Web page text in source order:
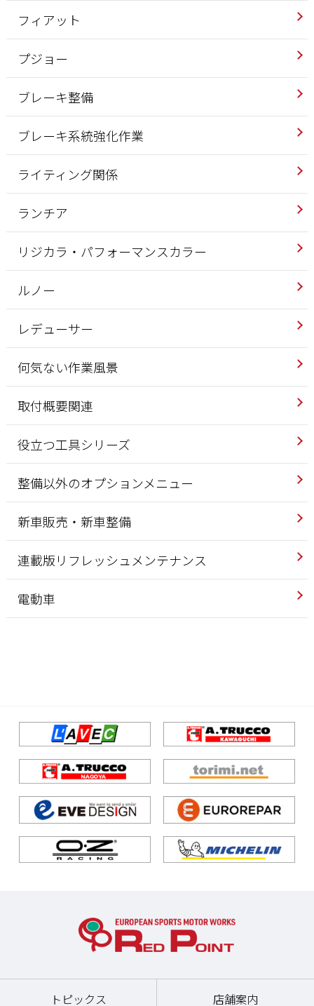
フィアット
プジョー
ブレーキ整備
ブレーキ系統強化作業
ライティング関係
ランチア
リジカラ・パフォーマンスカラー
ルノー
レデューサー
何気ない作業風景
取付概要関連
役立つ工具シリーズ
整備以外のオプションメニュー
新車販売・新車整備
連載版リフレッシュメンテナンス
電動車
トピックス 店舗案内